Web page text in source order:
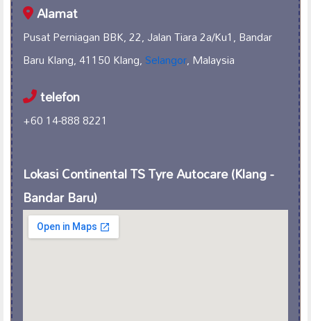
Alamat
Pusat Perniagan BBK, 22, Jalan Tiara 2a/Ku1, Bandar
Baru Klang, 41150 Klang,Selangor, Malaysia
telefon
+60 14-888 8221
Lokasi Continental TS Tyre Autocare (Klang -
Bandar Baru)